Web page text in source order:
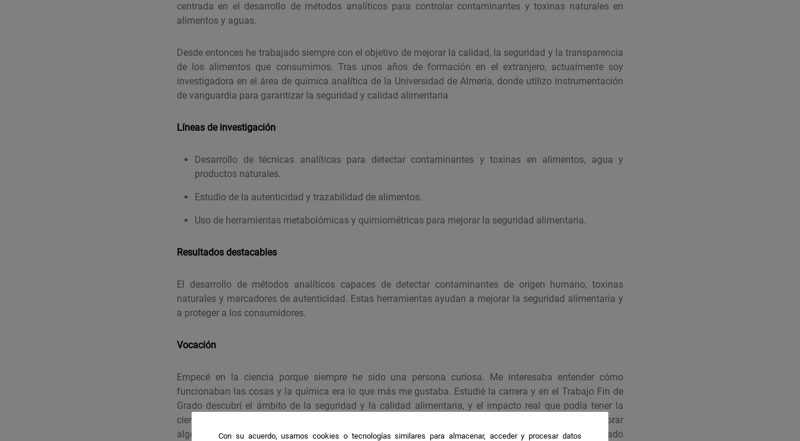
centrada en el desarrollo de métodos analíticos para controlar contaminantes y toxinas naturales en
alimentos y aguas.
Desde entonces he trabajado siempre con el objetivo de mejorar la calidad, la seguridad y la transparencia
de los alimentos que consumimos. Tras unos años de formación en el extranjero, actualmente soy
investigadora en el área de química analítica de la Universidad de Almería, donde utilizo instrumentación
de vanguardia para garantizar la seguridad y calidad alimentaria
Líneas de investigación
Desarrollo de técnicas analíticas para detectar contaminantes y toxinas en alimentos, agua y
productos naturales.
Estudio de la autenticidad y trazabilidad de alimentos.
Uso de herramientas metabolómicas y quimiométricas para mejorar la seguridad alimentaria.
Resultados destacables
El desarrollo de métodos analíticos capaces de detectar contaminantes de origen humano, toxinas
naturales y marcadores de autenticidad. Estas herramientas ayudan a mejorar la seguridad alimentaria y
a proteger a los consumidores.
Vocación
Empecé en la ciencia porque siempre he sido una persona curiosa. Me interesaba entender cómo
funcionaban las cosas y la química era lo que más me gustaba. Estudié la carrera y en el Trabajo Fin de
Grado descubrí el ámbito de la seguridad y la calidad alimentaria, y el impacto real que podía tener la
ciencia en la vida diaria. Ver cómo el conocimiento químico podía aplicarse directamente para mejorar
algo tan esencial como los alimentos hizo que quisiera profundizar más. Continué haciendo el doctorado
Con su acuerdo, usamos cookies o tecnologías similares para almacenar, acceder y procesar datos